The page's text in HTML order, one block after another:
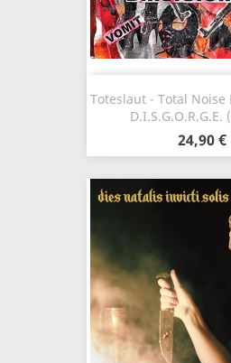
Toteslaut - Total
D.I.S.G.O.R.G.E.
24,90 €